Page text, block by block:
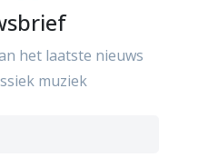
het laatste nieuws
muziek